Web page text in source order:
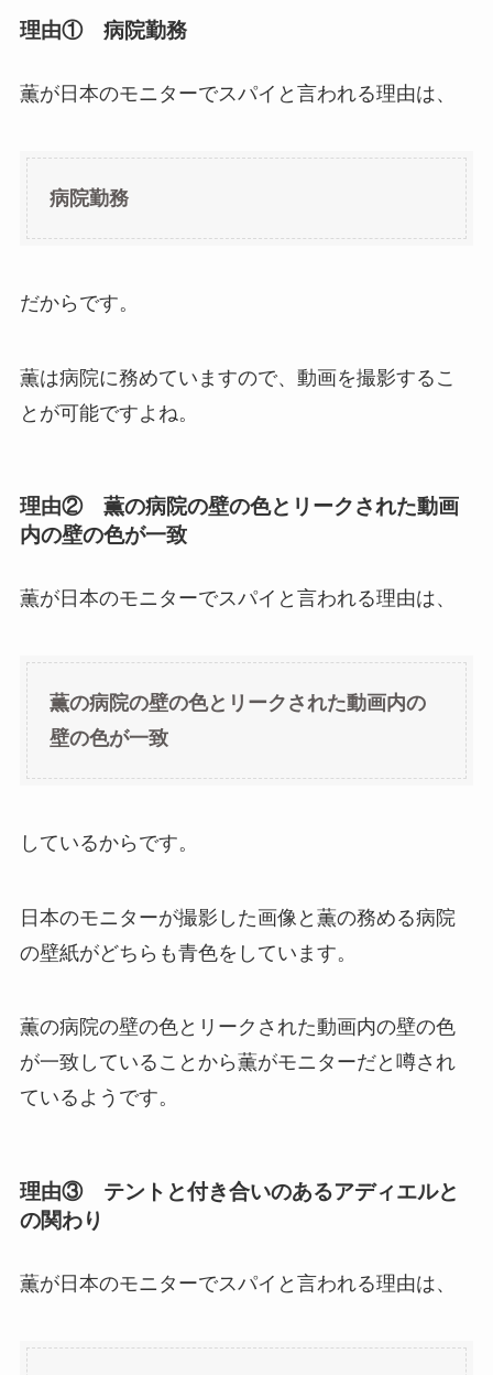
理由① 病院勤務
薫が日本のモニターでスパイと言われる理由は、
病院勤務
だからです。
薫は病院に務めていますので、動画を撮影するこ
とが可能ですよね。
理由② 薫の病院の壁の色とリークされた動画
内の壁の色が一致
薫が日本のモニターでスパイと言われる理由は、
薫の病院の壁の色とリークされた動画内の
壁の色が一致
しているからです。
日本のモニターが撮影した画像と薫の務める病院
の壁紙がどちらも青色をしています。
薫の病院の壁の色とリークされた動画内の壁の色
が一致していることから薫がモニターだと噂され
ているようです。
理由③ テントと付き合いのあるアディエルと
の関わり
薫が日本のモニターでスパイと言われる理由は、